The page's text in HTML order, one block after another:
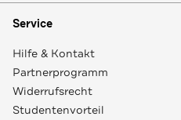
Service
Hilfe & Kontakt
Partnerprogramm
Widerrufsrecht
Studentenvorteil